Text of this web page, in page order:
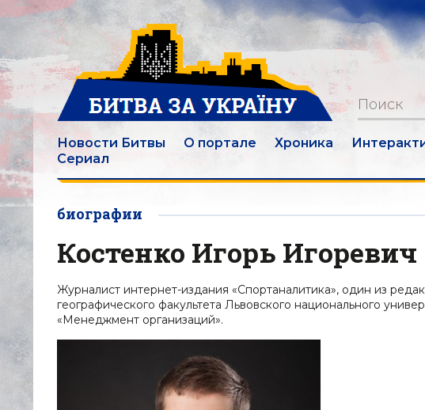
Новости Битвы О портале Хроника
Сериал
биографии
Костенко Игорь Игоревич
Журналист интернет-издания «Спортаналитика», один из
географического факультета Львовского национального
«Менеджмент организаций».